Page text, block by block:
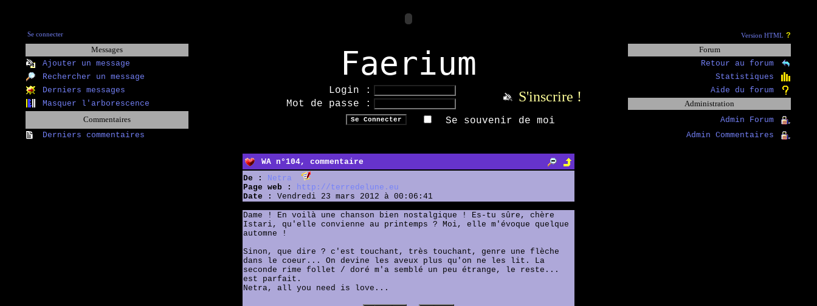
Se connecter Version HTML ?
Messages
Faerium
Forum
Ajouter un message
Retour au forum
Rechercher un message
Statistiques
Derniers messages
Login : S'inscrire !
Aide du forum
Masquer l'arborescence
Mot de passe :
Administration
Commentaires
Se souvenir de moi
Admin Forum
Derniers commentaires
Admin Commentaires
WA n°104, commentaire
De :
Netra
Page web :
http://terredelune.eu
Date :
Vendredi 23 mars 2012 à 00:06:41
Dame ! En voilà une chanson bien nostalgique ! Es-tu sûre, chère
Istari, qu'elle convienne au printemps ? Moi, elle m'évoque quelque
automne !
Sinon, que dire ? c'est touchant, très touchant, genre une flèche
dans le coeur... On devine les aveux plus qu'on ne les lit. La
seconde rime follet / doré m'a semblé un peu étrange, le reste...
est parfait.
Netra, all you need is love...